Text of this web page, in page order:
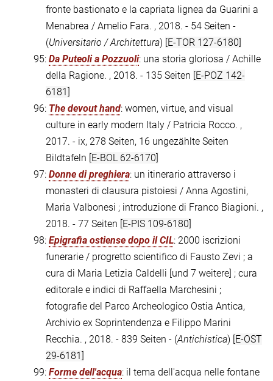
fronte bastionato e la capriata lignea da Guarini a
Menabrea / Amelio Fara. , 2018. - 54 Seiten -
(Universitario / Architettura) [E-TOR 127-6180]
95: Da Puteoli a Pozzuoli: una storia gloriosa / Achille
della Ragione. , 2018. - 135 Seiten [E-POZ 142-
6181]
96: The devout hand: women, virtue, and visual
culture in early modern Italy / Patricia Rocco. ,
2017. - ix, 278 Seiten, 16 ungezählte Seiten
Bildtafeln [E-BOL 62-6170]
97: Donne di preghiera: un itinerario attraverso i
monasteri di clausura pistoiesi / Anna Agostini,
Maria Valbonesi ; introduzione di Franco Biagioni. ,
2018. - 77 Seiten [E-PIS 109-6180]
98: Epigrafia ostiense dopo il CIL: 2000 iscrizioni
funerarie / progretto scientifico di Fausto Zevi ; a
cura di Maria Letizia Caldelli [und 7 weitere] ; cura
editorale e indici di Raffaella Marchesini ;
fotografie del Parco Archeologico Ostia Antica,
Archivio ex Soprintendenza e Filippo Marini
Recchia. , 2018. - 839 Seiten - (Antichistica) [E-OST
29-6181]
99: Forme dell'acqua: il tema dell'acqua nelle fontane